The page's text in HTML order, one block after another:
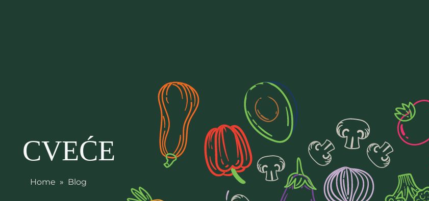
CVEĆE
Home » Blog